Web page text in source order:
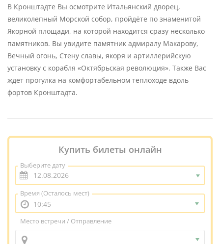
В Кронштадте Вы осмотрите Итальянский дворец,
великолепный Морской собор, пройдёте по знаменитой
Якорной площади, на которой находится сразу несколько
памятников. Вы увидите памятник адмиралу Макарову,
Вечный огонь, Стену славы, якоря и артиллерийскую
установку с корабля «Октябрьская революция». Также Вас
ждет прогулка на комфортабельном теплоходе вдоль
фортов Кронштадта.
Купить билеты онлайн
Выберите дату
Время (Осталось мест)
10:45
Место встречи / Отправление